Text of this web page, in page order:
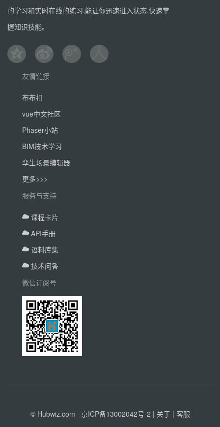
的学习和实时在线的练习,能让你迅速进入状态,快速掌
握知识技能。
友情链接
布布扣
vue中文社区
Phaser小站
BIM技术学习
孪生场景编辑器
更多>>>
服务与支持
课程卡片
API手册
语料库集
技术问答
微信订阅号
© Hubwiz.com 京ICP备13002042号-2 | 关于| 客服